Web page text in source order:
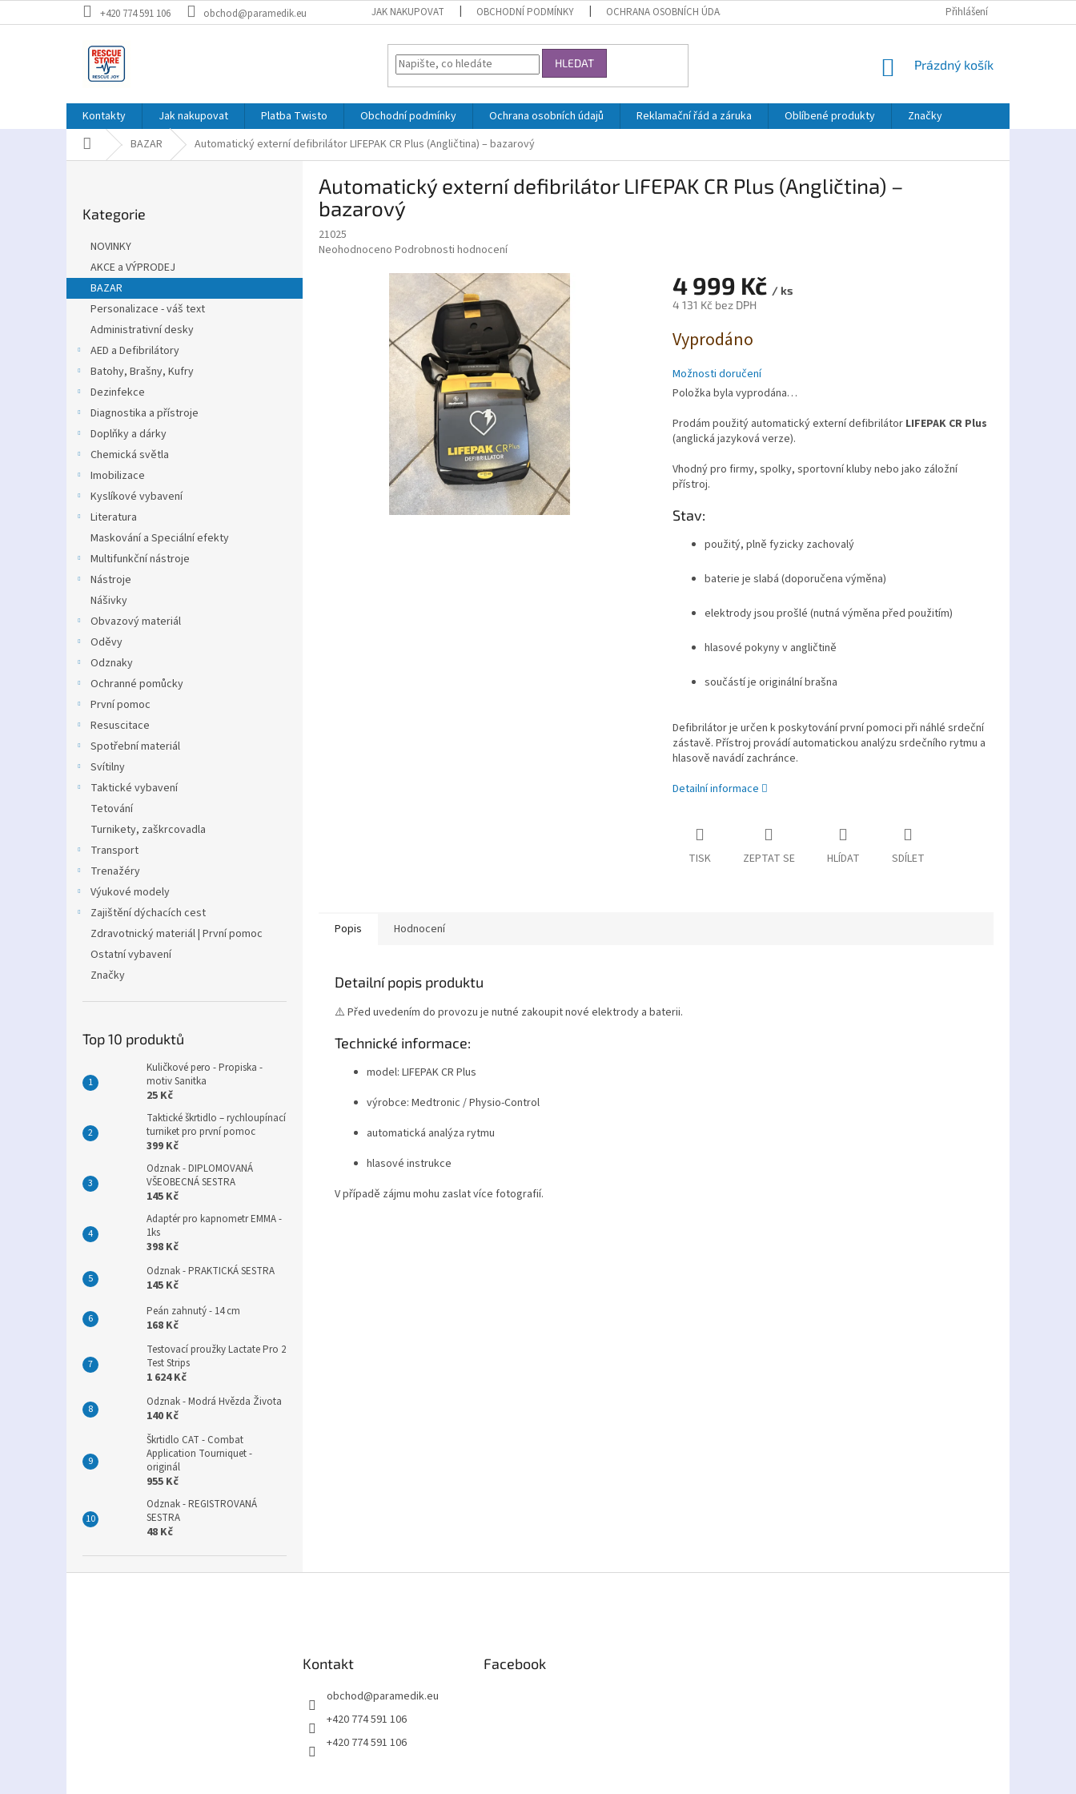
na
+420 774 591 106 obchod@paramedik.eu JAK NAKUPOVAT OBCHODNÍ PODMÍNKY OCHRANA OSOBNÍCH ÚDAJŮ Přihlášení
HLEDAT
NÁKUPNÍ
Prázdný košík
Kontakty Jak nakupovat Platba Twisto Obchodní podmínky Ochrana osobních údajů Reklamační řád a záruka Oblíbené produkty
Značky
Domů BAZAR Automatický externí defibrilátor LIFEPAK CR Plus (Angličtina) – bazarový
n
kategorie
Kategorie
NOVINKY
AKCE a VÝPRODEJ
BAZAR
Personalizace - váš text
Administrativní desky
AED a Defibrilátory
Batohy, Brašny, Kufry
Dezinfekce
Diagnostika a přístroje
Doplňky a dárky
Chemická světla
Imobilizace
Kyslíkové vybavení
Literatura
Maskování a Speciální efekty
Multifunkční nástroje
Nástroje
Nášivky
Obvazový materiál
Oděvy
Odznaky
Ochranné pomůcky
První pomoc
Resuscitace
Spotřební materiál
Svítilny
Taktické vybavení
Tetování
Turnikety, zaškrcovadla
Transport
Trenažéry
Výukové modely
Zajištění dýchacích cest
Zdravotnický materiál | První pomoc
Ostatní vybavení
Značky
Top 10 produktů
Kuličkové pero - Propiska -
motiv Sanitka
25 Kč
Taktické škrtidlo – rychloupínací
turniket pro první pomoc
399 Kč
Odznak - DIPLOMOVANÁ
VŠEOBECNÁ SESTRA
145 Kč
Adaptér pro kapnometr EMMA -
1ks
398 Kč
Odznak - PRAKTICKÁ SESTRA
145 Kč
Peán zahnutý - 14 cm
168 Kč
Testovací proužky Lactate Pro 2
Test Strips
1 624 Kč
Odznak - Modrá Hvězda Života
140 Kč
Škrtidlo CAT - Combat
Application Tourniquet -
originál
955 Kč
Odznak - REGISTROVANÁ
SESTRA
48 Kč
Automatický externí defibrilátor LIFEPAK CR Plus (Angličtina) –
bazarový
21025
Průměrné
Neohodnoceno Podrobnosti hodnocení
4 999 Kč / ks
4 131 Kč bez DPH
cena:
Vyprodáno
Možnosti doručení
Položka byla vyprodána…
Prodám použitý automatický externí defibrilátor LIFEPAK CR Plus
(anglická jazyková verze).
Vhodný pro firmy, spolky, sportovní kluby nebo jako záložní
přístroj.
Stav:
použitý, plně fyzicky zachovalý
baterie je slabá (doporučena výměna)
elektrody jsou prošlé (nutná výměna před použitím)
hlasové pokyny v angličtině
součástí je originální brašna
Defibrilátor je určen k poskytování první pomoci při náhlé srdeční
zástavě. Přístroj provádí automatickou analýzu srdečního rytmu a
hlasově navádí zachránce.
Detailní informace
TISK ZEPTAT SE HLÍDAT SDÍLET
Popis Hodnocení
Detailní popis produktu
⚠️ Před uvedením do provozu je nutné zakoupit nové elektrody a baterii.
Technické informace:
model: LIFEPAK CR Plus
výrobce: Medtronic / Physio-Control
automatická analýza rytmu
hlasové instrukce
V případě zájmu mohu zaslat více fotografií.
Kontakt
obchod@paramedik.eu
+420 774 591 106
+420 774 591 106
Facebook